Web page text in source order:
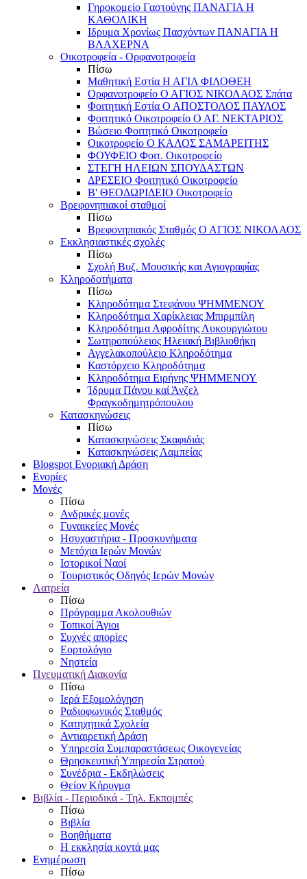
Γηροκομείο Γαστούνης ΠΑΝΑΓΙΑ Η
ΚΑΘΟΛΙΚΗ
Ιδρυμα Χρονίως Πασχόντων ΠΑΝΑΓΙΑ Η
ΒΛΑΧΕΡΝΑ
Οικοτροφεία - Ορφανοτροφεία
Πίσω
Μαθητική Εστία Η ΑΓΙΑ ΦΙΛΟΘΕΗ
Ορφανοτροφείο Ο ΑΓΙΟΣ ΝΙΚΟΛΑΟΣ Σπάτα
Φοιτητική Εστία Ο ΑΠΟΣΤΟΛΟΣ ΠΑΥΛΟΣ
Φοιτητικό Οικοτροφείο Ο ΑΓ. ΝΕΚΤΑΡΙΟΣ
Βώσειο Φοιτητικό Οικοτροφείο
Οικοτροφείο Ο ΚΑΛΟΣ ΣΑΜΑΡΕΙΤΗΣ
ΦΟΥΦΕΙΟ Φοιτ. Οικοτροφείο
ΣΤΕΓΗ ΗΛΕΙΩΝ ΣΠΟΥΔΑΣΤΩΝ
ΔΡΕΣΕΙΟ Φοιτητικό Οικοτροφείο
Β' ΘΕΟΔΩΡΙΔΕΙΟ Οικοτροφείο
Βρεφονηπιακοί σταθμοί
Πίσω
Βρεφονηπιακός Σταθμός Ο ΑΓΙΟΣ ΝΙΚΟΛΑΟΣ
Εκκλησιαστικές σχολές
Πίσω
Σχολή Βυζ. Μουσικής και Αγιογραφίας
Κληροδοτήματα
Πίσω
Κληροδότημα Στεφάνου ΨΗΜΜΕΝΟΥ
Κληροδότημα Χαρίκλειας Μπιρμπίλη
Κληροδότημα Αφροδίτης Λυκουργιώτου
Σωτηροπούλειος Ηλειακή Βιβλιοθήκη
Αγγελακοπούλειο Κληροδότημα
Καστόρχειο Κληροδότημα
Κληροδότημα Ειρήνης ΨΗΜΜΕΝΟΥ
Ίδρυμα Πάνου καί Άνζελ
Φραγκοδημητρόπουλου
Κατασκηνώσεις
Πίσω
Κατασκηνώσεις Σκαφιδιάς
Κατασκηνώσεις Λαμπείας
Blogspot Ενοριακή Δράση
Ενορίες
Μονές
Πίσω
Ανδρικές μονές
Γυναικείες Μονές
Ησυχαστήρια - Προσκυνήματα
Μετόχια Ιερών Μονών
Ιστορικοί Ναοί
Τουριστικός Οδηγός Ιερών Μονών
Λατρεία
Πίσω
Πρόγραμμα Ακολουθιών
Τοπικοί Άγιοι
Συχνές απορίες
Εορτολόγιο
Νηστεία
Πνευματική Διακονία
Πίσω
Ιερά Εξομολόγηση
Ραδιοφωνικός Σταθμός
Κατηχητικά Σχολεία
Αντιαιρετική Δράση
Υπηρεσία Συμπαραστάσεως Οικογενείας
Θρησκευτική Υπηρεσία Στρατού
Συνέδρια - Εκδηλώσεις
Θείον Κήρυγμα
Βιβλία - Περιοδικά - Τηλ. Εκπομπές
Πίσω
Βιβλία
Βοηθήματα
Η εκκλησία κοντά μας
Ενημέρωση
Πίσω